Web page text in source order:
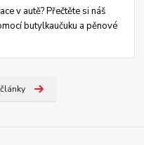
v autě? Přečtěte si náš
butylkaučuku a pěnové